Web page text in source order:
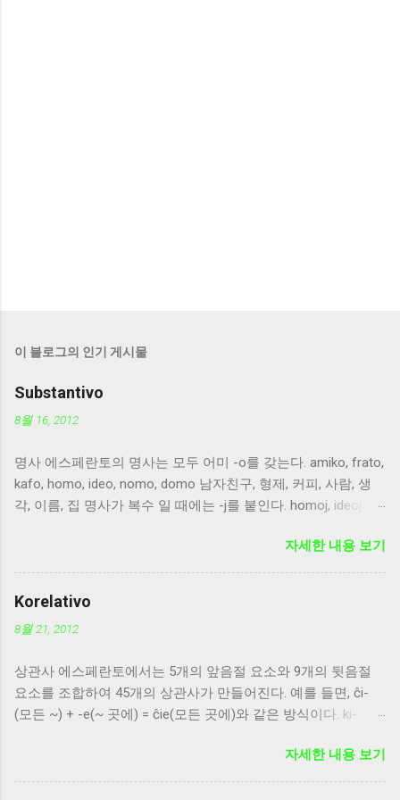
이 블로그의 인기 게시물
Substantivo
8월 16, 2012
명사 에스페란토의 명사는 모두 어미 -o를 갖는다. amiko, frato,
kafo, homo, ideo, nomo, domo 남자친구, 형제, 커피, 사람, 생
각, 이름, 집 명사가 복수 일 때에는 -j를 붙인다. homoj, ideoj 명
복수형 어미와 목적격 어미가 함께 붙을 때는 복수형 어미를 먼
저 붙인다. homojn, ideojn
자세한 내용 보기
Korelativo
8월 21, 2012
상관사 에스페란토에서는 5개의 앞음절 요소와 9개의 뒷음절
요소를 조합하여 45개의 상관사가 만들어진다. 예를 들면, ĉi-
(모든 ~) + -e(~ 곳에) = ĉie(모든 곳에)와 같은 방식이다. ki- : 의
특정, 비한정, 어떤 사람 neni- : 부정의 의미, 아무 것도 아닌 -o :
불확정한 사물, 물건 -u : 특정 개체, 사람 -a : 성향, 성질, 형용 -
자세한 내용 보기